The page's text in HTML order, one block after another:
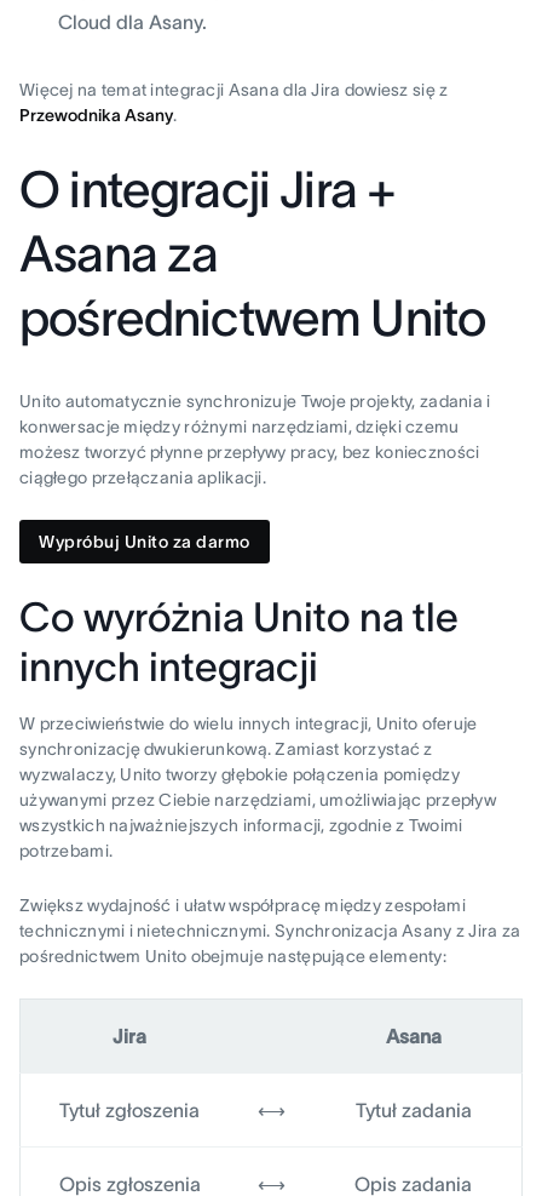
Cloud dla Asany.
Więcej na temat integracji Asana dla Jira dowiesz się z
Przewodnika Asany.
O integracji Jira +
Asana za
pośrednictwem Unito
Unito automatycznie synchronizuje Twoje projekty, zadania i
konwersacje między różnymi narzędziami, dzięki czemu
możesz tworzyć płynne przepływy pracy, bez konieczności
ciągłego przełączania aplikacji.
Wypróbuj Unito za darmo
Co wyróżnia Unito na tle
innych integracji
W przeciwieństwie do wielu innych integracji, Unito oferuje
synchronizację dwukierunkową. Zamiast korzystać z
wyzwalaczy, Unito tworzy głębokie połączenia pomiędzy
używanymi przez Ciebie narzędziami, umożliwiając przepływ
wszystkich najważniejszych informacji, zgodnie z Twoimi
potrzebami.
Zwiększ wydajność i ułatw współpracę między zespołami
technicznymi i nietechnicznymi. Synchronizacja Asany z Jira za
pośrednictwem Unito obejmuje następujące elementy:
Jira Asana
Tytuł zgłoszenia ⟷ Tytuł zadania
Opis zgłoszenia ⟷ Opis zadania